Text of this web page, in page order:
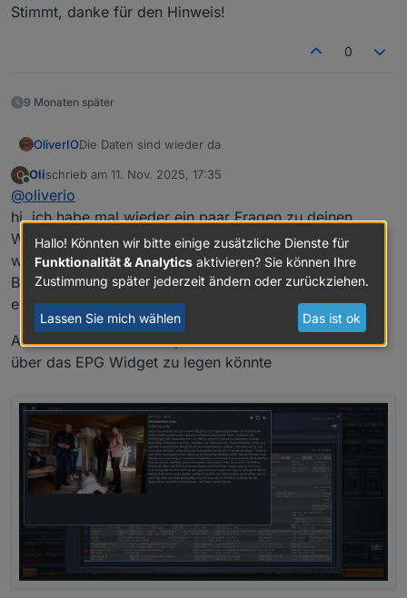
Stimmt, danke für den Hinweis!
0
9 Monaten später
OliverIODie Daten sind wieder da
O
Online
Olischrieb am 11. Nov. 2025, 17:35
zuletzt editiert von
@oliverio
hi, ich habe mal wieder ein paar Fragen zu deinen
Widgets,
wie schaffe ich es das Dialogfeld in der Mitte des
Bildschirms anzeigen zu lassen und wie bekomme ich
en weißen Rad weg?
Am liebsten wäre es mir, wenn ich das Fenster direkt
über das EPG Widget zu legen könnte
Hallo! Könnten wir bitte einige zusätzliche Dienste für
Funktionalität & Analytics aktivieren? Sie können Ihre
Zustimmung später jederzeit ändern oder zurückziehen.
Lassen Sie mich wählen Das ist ok